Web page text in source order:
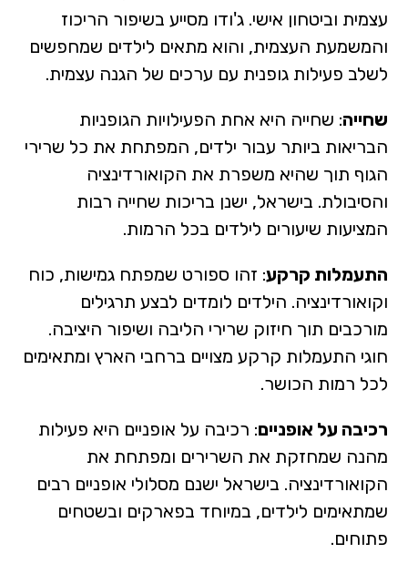
עצמית וביטחון אישי. ג'ודו מסייע בשיפור הריכוז
והמשמעת העצמית, והוא מתאים לילדים שמחפשים
לשלב פעילות גופנית עם ערכים של הגנה עצמית.
שחייה: שחייה היא אחת הפעילויות הגופניות
הבריאות ביותר עבור ילדים, המפתחת את כל שרירי
הגוף תוך שהיא משפרת את הקואורדינציה
והסיבולת. בישראל, ישנן בריכות שחייה רבות
המציעות שיעורים לילדים בכל הרמות.
התעמלות קרקע: זהו ספורט שמפתח גמישות, כוח
וקואורדינציה. הילדים לומדים לבצע תרגילים
מורכבים תוך חיזוק שרירי הליבה ושיפור היציבה.
חוגי התעמלות קרקע מצויים ברחבי הארץ ומתאימים
לכל רמות הכושר.
רכיבה על אופניים: רכיבה על אופניים היא פעילות
מהנה שמחזקת את השרירים ומפתחת את
הקואורדינציה. בישראל ישנם מסלולי אופניים רבים
שמתאימים לילדים, במיוחד בפארקים ובשטחים
פתוחים.